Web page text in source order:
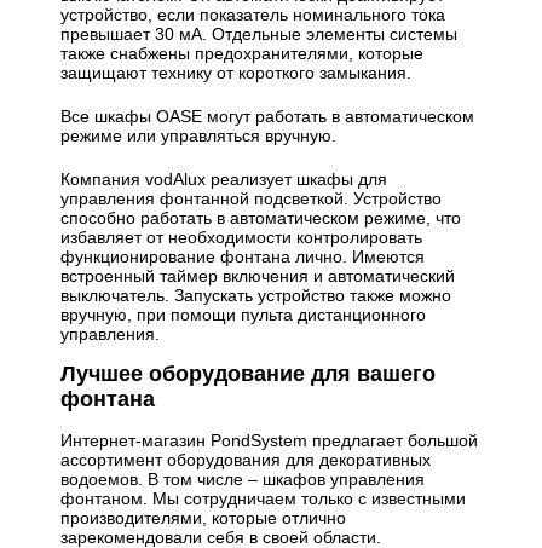
устройство, если показатель номинального тока
превышает 30 мА. Отдельные элементы системы
также снабжены предохранителями, которые
защищают технику от короткого замыкания.
Все шкафы OASE могут работать в автоматическом
режиме или управляться вручную.
Компания vodAlux реализует шкафы для
управления фонтанной подсветкой. Устройство
способно работать в автоматическом режиме, что
избавляет от необходимости контролировать
функционирование фонтана лично. Имеются
встроенный таймер включения и автоматический
выключатель. Запускать устройство также можно
вручную, при помощи пульта дистанционного
управления.
Лучшее оборудование для вашего
фонтана
Интернет-магазин PondSystem предлагает большой
ассортимент оборудования для декоративных
водоемов. В том числе – шкафов управления
фонтаном. Мы сотрудничаем только с известными
производителями, которые отлично
зарекомендовали себя в своей области.